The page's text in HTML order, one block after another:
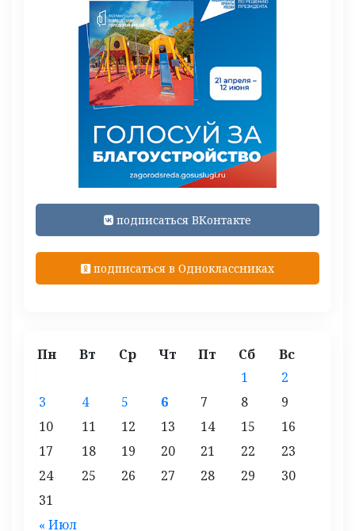
подписаться ВКонтакте
подписаться в Одноклассниках
Пн Вт Ср Чт Пт Сб Вс
« Июл
1
2
3
4 5 6 7 8
9
10
11 12 13 14 15
16
17
18 19 20 21 22
23
24
25 26 27 28 29
30
31